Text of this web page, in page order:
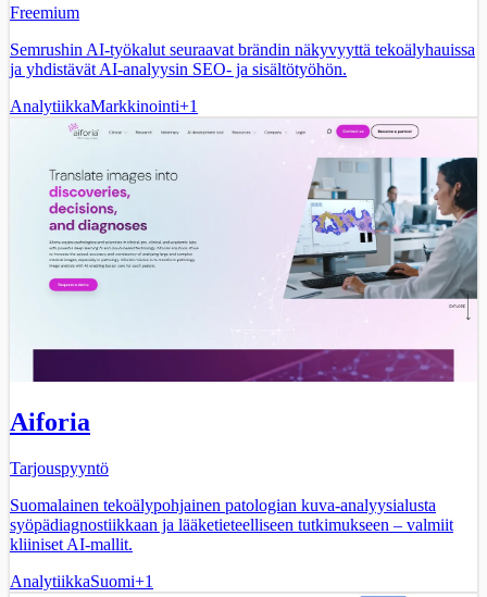
Freemium
Semrushin AI-työkalut seuraavat brändin näkyvyyttä tekoälyhauissa
ja yhdistävät AI-analyysin SEO- ja sisältötyöhön.
AnalytiikkaMarkkinointi+1
Aiforia
Tarjouspyyntö
Suomalainen tekoälypohjainen patologian kuva-analyysialusta
syöpädiagnostiikkaan ja lääketieteelliseen tutkimukseen – valmiit
kliiniset AI-mallit.
AnalytiikkaSuomi+1